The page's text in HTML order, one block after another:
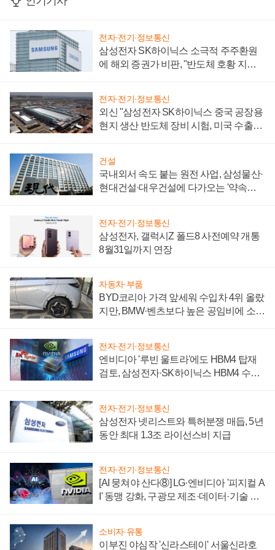
전자·전기·정보통신
삼성전자 SK하이닉스 소극적 주주환원
에 해외 증권가 비판, "반도체 호황 지속
전자·전기·정보통신
외신 "삼성전자 SK하이닉스 중국 공장용
현지 생산 반도체 장비 시험, 미국 수출통
건설
국내외서 속도 붙는 원전 사업, 삼성물산·
현대건설·대우건설에 다가오는 '약속의
전자·전기·정보통신
삼성전자, 갤럭시Z 폴드8 사전예약 개통
8월31일까지 연장
자동차·부품
BYD코리아 가격 앞세워 수입차 4위 올랐
지만, BMW·벤츠보다 높은 공임비에 소비
전자·전기·정보통신
엔비디아 '루빈 울트라'에도 HBM4 탑재
검토, 삼성전자·SK하이닉스 HBM4 수율
전자·전기·정보통신
삼성전자 넷리스트와 특허분쟁 매듭, 5년
동안 최대 1.3조 라이선스비 지급
전자·전기·정보통신
[AI 뭉쳐야 산다⑧] LG·엔비디아 '피지컬 A
I' 동맹 강화, 구광모 제조·데이터·기술 결
소비자·유통
이부진 야심작 '신라스테이' 서울신라호